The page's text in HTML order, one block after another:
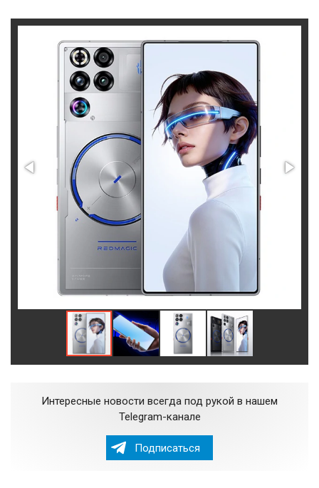
Интересные новости всегда под рукой в нашем
Telegram-канале
Подписаться